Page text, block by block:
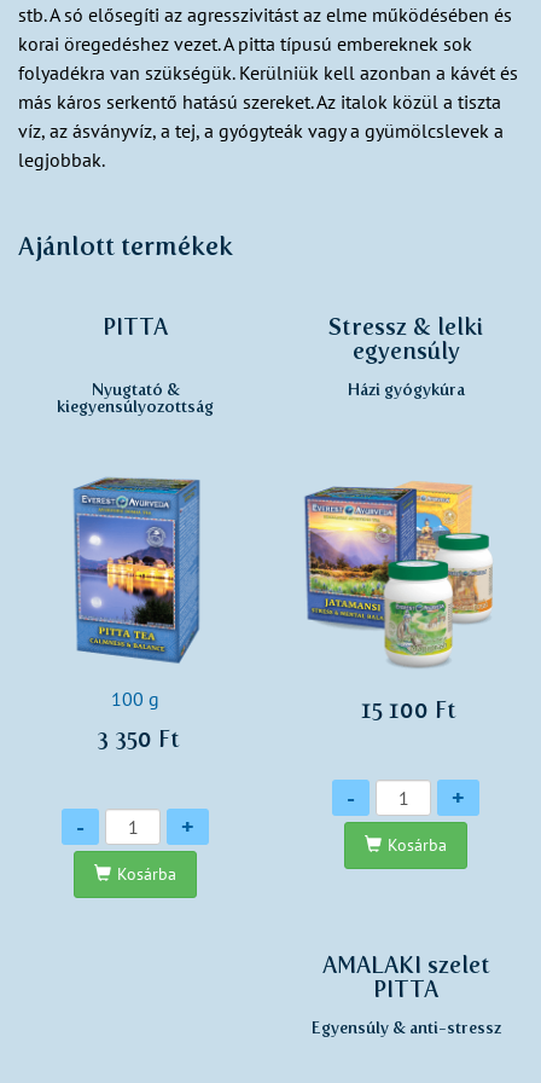
stb. A só elősegíti az agresszivitást az elme működésében és
korai öregedéshez vezet. A pitta típusú embereknek sok
folyadékra van szükségük. Kerülniük kell azonban a kávét és
más káros serkentő hatású szereket. Az italok közül a tiszta
víz, az ásványvíz, a tej, a gyógyteák vagy a gyümölcslevek a
legjobbak.
Ajánlott termékek
PITTA
Nyugtató &
kiegyensúlyozottság
100 g
3 350 Ft
Mennyiség
- +
Kosárba
Stressz & lelki
egyensúly
Házi gyógykúra
15 100 Ft
Mennyiség
- +
Kosárba
AMALAKI szelet
PITTA
Egyensúly & anti-stressz